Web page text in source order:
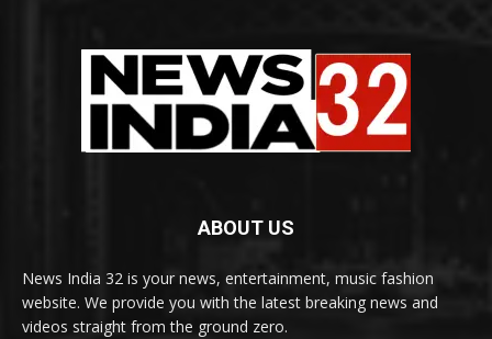
ABOUT US
News India 32 is your news, entertainment, music fashion
website. We provide you with the latest breaking news and
videos straight from the ground zero.